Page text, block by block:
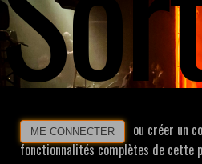
ME CONNECTER
ou créer un
fonctionnalités complètes de cette